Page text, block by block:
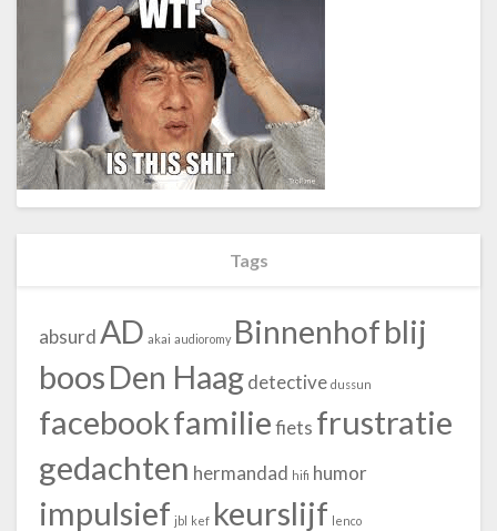
Tags
absurdAD akai audioromy Binnenhofblij
boosDen Haagdetective dussun
facebookfamiliefiets frustratie
gedachten hermandad hifi humor
impulsief jbl kef keurslijf lenco